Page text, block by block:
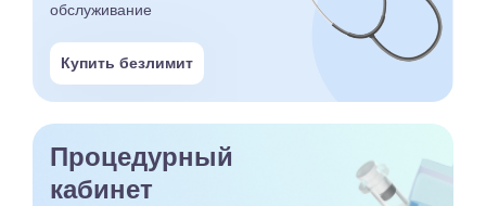
обслуживание
Купить безлимит
Процедурный
кабинет